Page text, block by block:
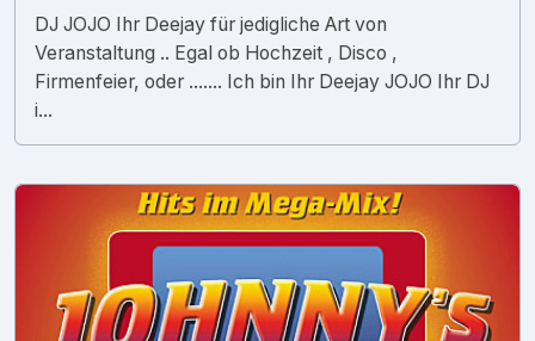
DJ JOJO Ihr Deejay für jedigliche Art von
Veranstaltung .. Egal ob Hochzeit , Disco ,
Firmenfeier, oder ....... Ich bin Ihr Deejay JOJO Ihr DJ
i...